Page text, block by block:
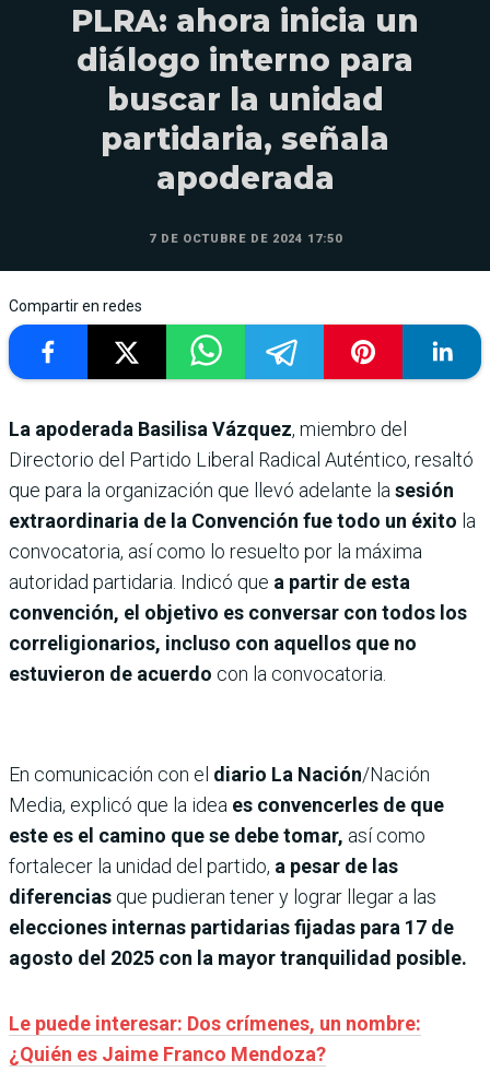
PLRA: ahora inicia un
diálogo interno para
buscar la unidad
partidaria, señala
apoderada
7 DE OCTUBRE DE 2024 17:50
Compartir en redes
La apoderada Basilisa Vázquez, miembro del
Directorio del Partido Liberal Radical Auténtico, resaltó
que para la organización que llevó adelante la sesión
extraordinaria de la Convención fue todo un éxito la
convocatoria, así como lo resuelto por la máxima
autoridad partidaria. Indicó que a partir de esta
convención, el objetivo es conversar con todos los
correligionarios, incluso con aquellos que no
estuvieron de acuerdo con la convocatoria.
En comunicación con el diario La Nación/Nación
Media, explicó que la idea es convencerles de que
este es el camino que se debe tomar, así como
fortalecer la unidad del partido, a pesar de las
diferencias que pudieran tener y lograr llegar a las
elecciones internas partidarias fijadas para 17 de
agosto del 2025 con la mayor tranquilidad posible.
Le puede interesar: Dos crímenes, un nombre:
¿Quién es Jaime Franco Mendoza?